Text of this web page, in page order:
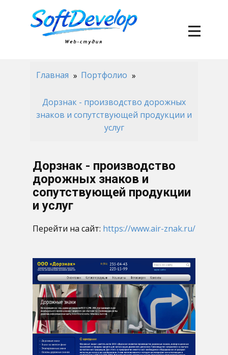
Главная Портфолио
Дорзнак - производство дорожных
знаков и сопутствующей продукции и
услуг
Дорзнак - производство
дорожных знаков и
сопутствующей продукции
и услуг
Перейти на сайт: https://www.air-znak.ru/